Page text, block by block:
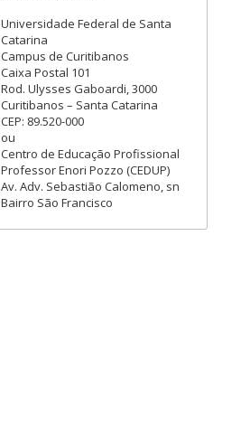
Universidade Federal de Santa
Catarina
Campus de Curitibanos
Caixa Postal 101
Rod. Ulysses Gaboardi, 3000
Curitibanos – Santa Catarina
CEP: 89.520-000
ou
Centro de Educação Profissional
Professor Enori Pozzo (CEDUP)
Av. Adv. Sebastião Calomeno, sn
Bairro São Francisco